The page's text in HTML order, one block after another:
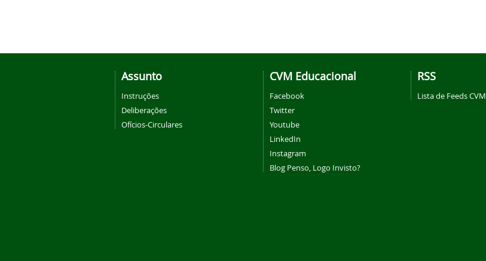
Assunto
Instruções
Deliberações
Ofícios-Circulares
CVM Educacional
Facebook
Twitter
Youtube
LinkedIn
Instagram
Blog Penso, Logo Invisto?
RSS
Lista de Feeds CVM